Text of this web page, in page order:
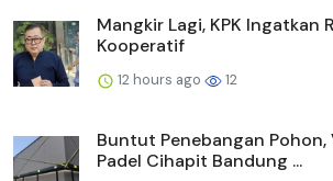
Mangkir Lagi, KPK Ingatkan
Kooperatif
12 hours ago 12
Buntut Penebangan
Padel Cihapit Bandung ...